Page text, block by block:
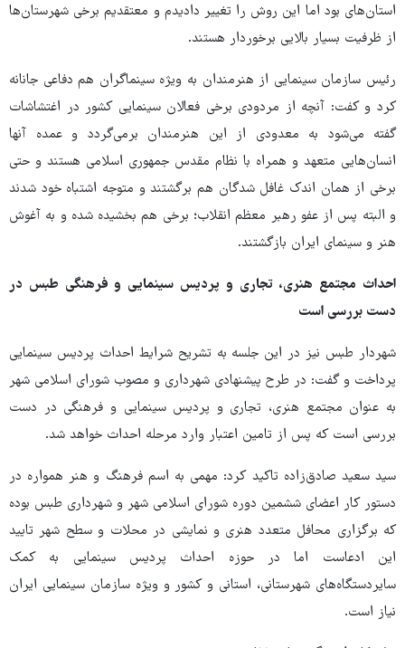
استان‌های بود اما این روش را تغییر دادیدم و معتقدیم برخی شهرستان‌ها
از ظرفیت بسیار بالایی برخوردار هستند.
رئیس سازمان سینمایی ‌از هنرمندان به ویژه سینماگران هم دفاعی جانانه
کرد و کفت: آنچه از مردودی برخی فعالان سینمایی کشور در اغتشاشات
گفته می‌شود به معدودی از این هنرمندان برمی‌گردد و عمده آنها
انسان‌هایی متعهد و همراه با نظام مقدس جمهوری اسلامی هستند و حتی
برخی از همان اندک غافل شدگان هم برگشتند و متوجه اشتباه خود شدند
و البته پس از عفو رهبر معظم انقلاب؛ برخی هم بخشیده شده و به آغوش
هنر و سینمای ایران بازگشتند.
احداث مجتمع هنری، تجاری و پردیس سینمایی و فرهنگی طبس در
دست بررسی است
شهردار طبس نیز در این جلسه به تشریح شرایط احداث پردیس سینمایی
پرداخت و گفت: در طرح پیشنهادی شهرداری و مصوب شورای اسلامی شهر
به عنوان مجتمع هنری، تجاری و پردیس سینمایی و فرهنگی در دست
بررسی است که پس از تامین اعتبار وارد مرحله احداث خواهد شد.
سید سعید صادق‌زاده تاکید کرد: مهمی به اسم فرهنگ و هنر همواره در
دستور کار اعضای ششمین دوره شورای اسلامی شهر و شهرداری طبس بوده
که برگزاری محافل متعدد هنری و نمایشی در محلات و سطح شهر تایید
این ادعاست اما در حوزه احداث پردیس سینمایی به کمک
سایردستگاه‌های شهرستانی، استانی و کشور و ویژه سازمان سینمایی ایران
نیاز است.